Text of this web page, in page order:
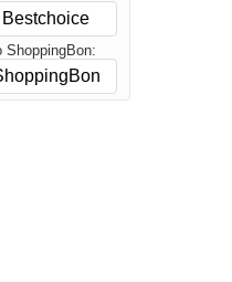
ShoppingBon: